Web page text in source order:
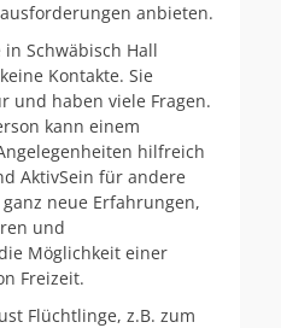
anbieten.
Schwäbisch Hall
Kontakte. Sie
und haben viele Fragen.
kann einem
hilfreich
AktivSein für andere
neue Erfahrungen,
und
Möglichkeit einer
Freizeit.
Flüchtlinge, z.B. zum